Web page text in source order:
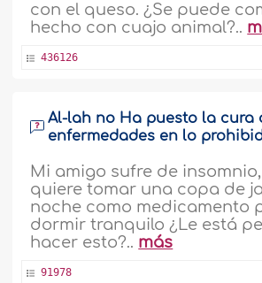
con el queso. ¿Se puede
hecho con cuajo animal?..
436126
Al-lah no Ha puesto la cura
enfermedades en lo
Mi amigo sufre de
quiere tomar una copa de
noche como medicamento
dormir tranquilo ¿Le está
hacer esto?.. más
91978